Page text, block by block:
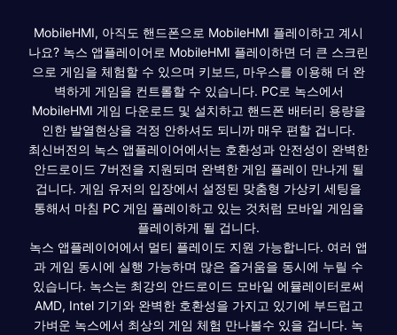
MobileHMI, 아직도 핸드폰으로 MobileHMI 플레이하고 계시
나요? 녹스 앱플레이어로 MobileHMI 플레이하면 더 큰 스크린
으로 게임을 체험할 수 있으며 키보드, 마우스를 이용해 더 완
벽하게 게임을 컨트롤할 수 있습니다. PC로 녹스에서
MobileHMI 게임 다운로드 및 설치하고 핸드폰 배터리 용량을
인한 발열현상을 걱정 안하셔도 되니까 매우 편할 겁니다.
최신버전의 녹스 앱플레이어에서는 호환성과 안전성이 완벽한
안드로이드 7버전을 지원되며 완벽한 게임 플레이 만나게 될
겁니다. 게임 유저의 입장에서 설정된 맞춤형 가상키 세팅을
통해서 마침 PC 게임 플레이하고 있는 것처럼 모바일 게임을
플레이하게 될 겁니다.
녹스 앱플레이어에서 멀티 플레이도 지원 가능합니다. 여러 앱
과 게임 동시에 실행 가능하며 많은 즐거움을 동시에 누릴 수
있습니다. 녹스는 최강의 안드로이드 모바일 에뮬레이터로써
AMD, Intel 기기와 완벽한 호환성을 가지고 있기에 부드럽고
가벼운 녹스에서 최상의 게임 체험 만나볼수 있을 겁니다. 녹